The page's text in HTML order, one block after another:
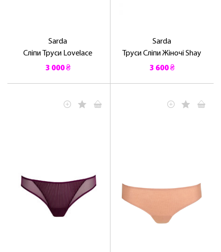
Sarda
Сліпи Труси Lovelace
3 000 ₴
Sarda
Труси Сліпи Жіночі Shay
3 600 ₴